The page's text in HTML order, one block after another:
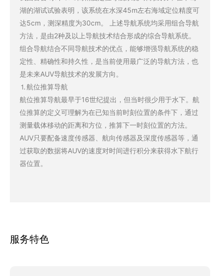
湖的湖试试验表明，该系统在水深45m左右海域定位精度可
达5cm，测深精度为30cm。 上述导航系统均采用组合导航
方法，是由2种及以上导航技术结合形成的综合导航系统。
组合导航结合不同导航技术的优点，能够增强导航系统的稳
定性、精确性和持久性，是当前使用最广泛的导航方法，也
是未来AUV导航技术的发展方向。
⒈航位推算导航
航位推算导航最早于16世纪提出，但当时很少用于水下。航
位推算的定义可理解为在已知当前时刻位置的条件下，通过
测量载体移动的距离和方位，推算下一时刻位置的方法。
AUV只要配备速度传感器、航向传感器及深度传感器等，通
过获取的数据将AUV的速度对时间进行积分来获得水下航行
器位置。
服务特色